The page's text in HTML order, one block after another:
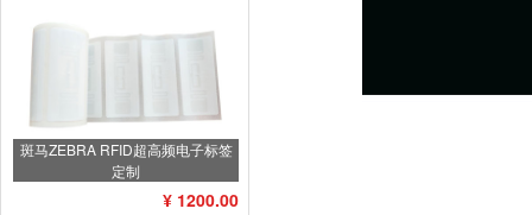
斑马ZEBRA RFID超高频电子标签
定制
¥ 1200.00